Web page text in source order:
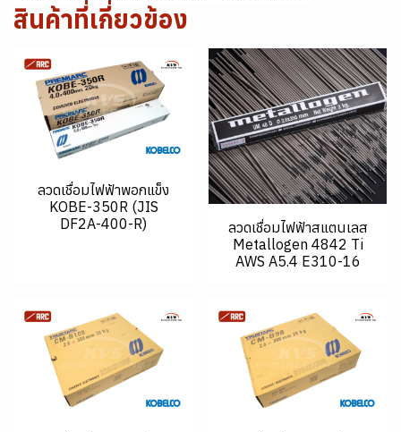
สินค้าที่เกี่ยวข้อง
ลวดเชื่อมไฟฟ้าพอกแข็ง
KOBE-350R (JIS
DF2A-400-R)
ลวดเชื่อมไฟฟ้าสแตนเลส
Metallogen 4842 Ti
AWS A5.4 E310-16